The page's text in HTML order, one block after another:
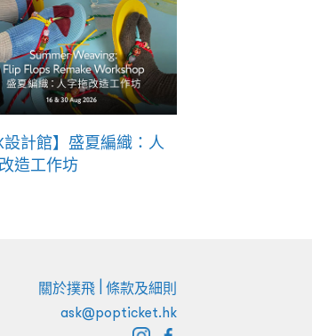
設計館】盛夏編織：人
造工作坊
關於撲飛 條款及細則
ask@popticket.hk